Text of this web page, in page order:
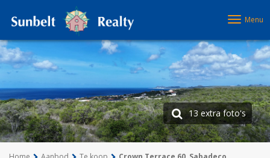
Menu
13 extra foto's